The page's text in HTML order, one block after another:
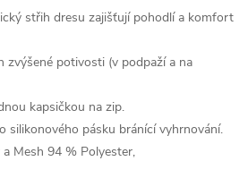
střih dresu zajišťují pohodlí a komfort
zvýšené potivosti (v podpaží a na
kapsičkou na zip.
silikonového pásku bránící vyhrnování.
Mesh 94 % Polyester,